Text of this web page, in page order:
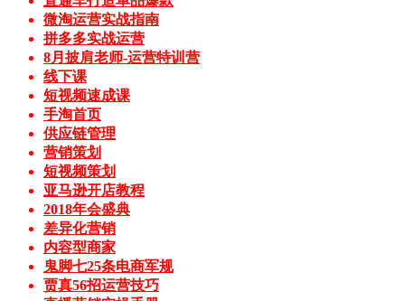
微淘运营实战指南
拼多多实战运营
8月披肩老师-运营特训营
线下课
短视频速成课
手淘首页
供应链管理
营销策划
短视频策划
亚马逊开店教程
2018年会盛典
差异化营销
内容型商家
鬼脚七25条电商军规
贾真56招运营技巧